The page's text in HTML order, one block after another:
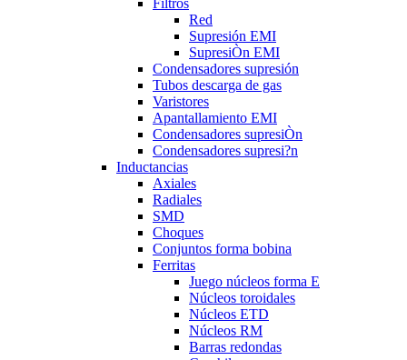
Red
Supresión EMI
SupresiÒn EMI
Condensadores supresión
Tubos descarga de gas
Varistores
Apantallamiento EMI
Condensadores supresiÒn
Condensadores supresi?n
Inductancias
Axiales
Radiales
SMD
Choques
Conjuntos forma bobina
Ferritas
Juego núcleos forma E
Núcleos toroidales
Núcleos ETD
Núcleos RM
Barras redondas